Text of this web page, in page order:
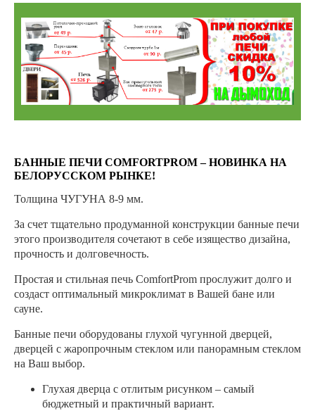
БАННЫЕ ПЕЧИ COMFORTPROM – НОВИНКА НА
БЕЛОРУССКОМ РЫНКЕ!
Толщина ЧУГУНА 8-9 мм.
За счет тщательно продуманной конструкции банные печи
этого производителя сочетают в себе изящество дизайна,
прочность и долговечность.
Простая и стильная печь ComfortProm прослужит долго и
создаст оптимальный микроклимат в Вашей бане или
сауне.
Банные печи оборудованы глухой чугунной дверцей,
дверцей с жаропрочным стеклом или панорамным стеклом
на Ваш выбор.
Глухая дверца с отлитым рисунком – самый
бюджетный и практичный вариант.